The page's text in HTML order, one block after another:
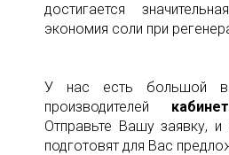
достигается
экономия соли при
У нас есть большой
производителей
Отправьте Вашу заявку, и
подготовят для Вас